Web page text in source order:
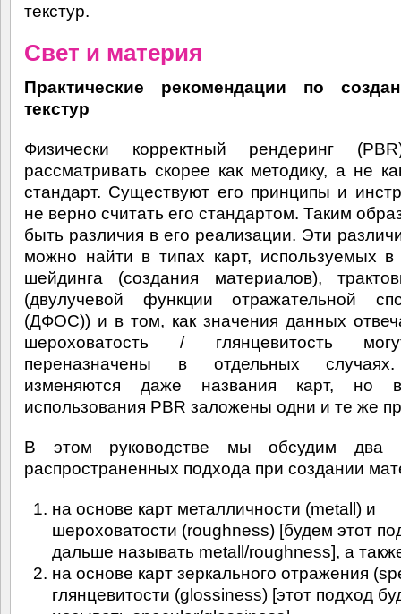
текстур.
Свет и материя
Практические рекомендации по
текстур
Физически корректный рендеринг
рассматривать скорее как методику, а не
стандарт. Существуют его принципы и
не верно считать его стандартом. Таким
быть различия в его реализации. Эти
можно найти в типах карт, используемых в
шейдинга (создания материалов),
(двулучевой функции отражательной
(ДФОС)) и в том, как значения данных
шероховатость / глянцевитость
переназначены в отдельных
изменяются даже названия карт, но
использования PBR заложены одни и те же
В этом руководстве мы обсудим два
распространенных подхода при создании
на основе карт металличности (metall) и
шероховатости (roughness) [будем этот
дальше называть metall/roughness], а
на основе карт зеркального отражения
глянцевитости (glossiness) [этот подход